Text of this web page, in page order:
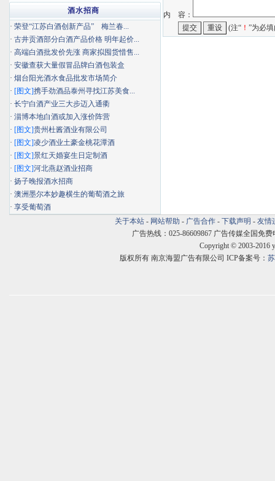
内 容：
(注“ ！ ”为必
酒水招商
· 荣登“江苏白酒创新产品” 梅兰春...
· 古井贡酒部分白酒产品价格 明年起价...
· 高端白酒批发价先涨 商家拟囤货惜售...
· 安徽查获大量假冒品牌白酒包装盒
· 烟台阳光酒水食品批发市场简介
· [图文]携手劲酒品泰州寻找江苏美食...
· 长宁白酒产业三大步迈入通衢
· 淄博本地白酒或加入涨价阵营
· [图文]贵州杜酱酒业有限公司
· [图文]凌少酒业土豪金桃花潭酒
· [图文]景红天婚宴生日定制酒
· [图文]河北燕赵酒业招商
· 扬子晚报酒水招商
· 澳洲墨尔本妙趣横生的葡萄酒之旅
· 享受葡萄酒
关于本站 - 网站帮助 - 广告合作 - 下载声明 - 友情
广告热线：025-86609867 广告传媒全国免费
Copyright © 2003-2016
版权所有 南京海盟广告有限公司 ICP备案号：